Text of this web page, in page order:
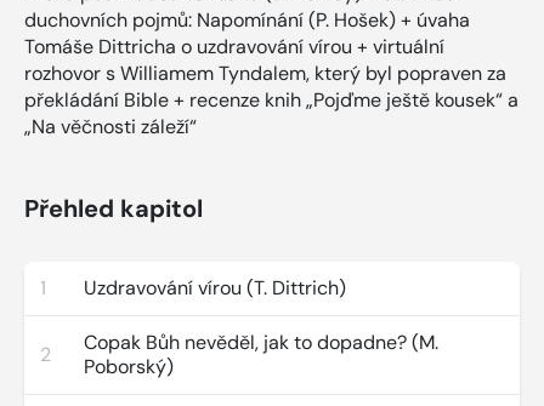
duchovních pojmů: Napomínání (P. Hošek) + úvaha
Tomáše Dittricha o uzdravování vírou + virtuální
rozhovor s Williamem Tyndalem, který byl popraven za
překládání Bible + recenze knih „Pojďme ještě kousek“ a
„Na věčnosti záleží“
Přehled kapitol
1 Uzdravování vírou (T. Dittrich)
2
Copak Bůh nevěděl, jak to dopadne? (M.
Poborský)